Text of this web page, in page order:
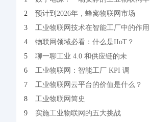
2
预计到2026年，蜂窝物联网市场
3
工业物联网技术在智能工厂中的作用
4
物联网领域必看：什么是IIoT？
5
聊一聊工业 4.0 和供应链的未
6
工业物联网：智能工厂 KPI 调
7
工业物联网云平台的价值是什么？
8
工业物联网简史
9
实施工业物联网的五大挑战